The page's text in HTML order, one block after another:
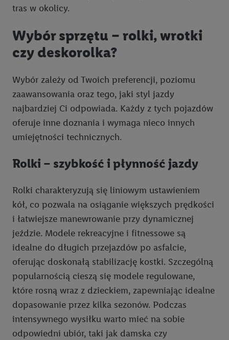
tras w okolicy.
Wybór sprzętu – rolki, wrotki
czy deskorolka?
Wybór zależy od Twoich preferencji, poziomu
zaawansowania oraz tego, jaki styl jazdy
najbardziej Ci odpowiada. Każdy z tych pojazdów
oferuje inne doznania i wymaga nieco innych
umiejętności technicznych.
Rolki – szybkość i płynność jazdy
Rolki charakteryzują się liniowym ustawieniem
kół, co pozwala na osiąganie większych prędkości
i łatwiejsze manewrowanie przy dynamicznej
jeździe. Modele rekreacyjne i fitnessowe są
idealne do długich przejazdów po asfalcie,
oferując doskonałą stabilizację kostki. Szczególną
popularnością cieszą się modele regulowane,
które rosną wraz z dzieckiem, zapewniając idealne
dopasowanie przez kilka sezonów. Podczas
intensywnego wysiłku warto mieć na sobie
odpowiedni ubiór, taki jak damska czy